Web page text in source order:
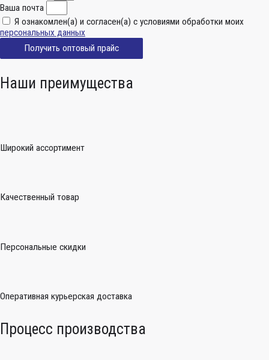
Ваша почта
Я ознакомлен(а) и согласен(а) с условиями обработки моих
персональных данных
Получить оптовый прайс
Наши преимущества
Широкий ассортимент
Качественный товар
Персональные скидки
Оперативная курьерская доставка
Процесс производства